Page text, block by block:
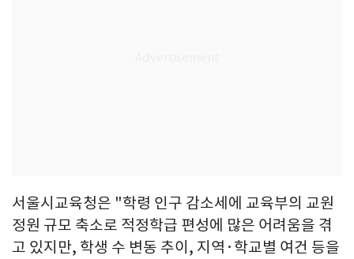
서울시교육청은 "학령 인구 감소세에 교육부의 교원
정원 규모 축소로 적정학급 편성에 많은 어려움을 겪
고 있지만, 학생 수 변동 추이, 지역·학교별 여건 등을